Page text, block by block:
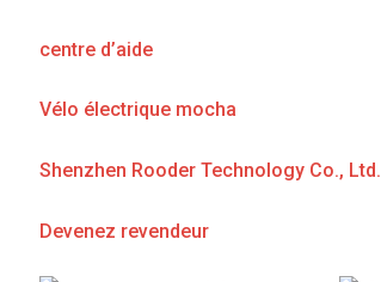
centre d’aide
Vélo électrique mocha
Shenzhen Rooder Technology Co., Ltd.
Devenez revendeur